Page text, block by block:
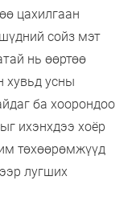
цахилгаан
сойз мэт
нь өөртөө
хувьд усны
ба хоорондоо
ихэнхдээ хоёр
төхөөрөмжүүд
лугших